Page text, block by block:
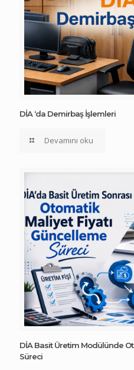
DİA ‘da Demirbaş İşlemleri
Devamını oku
DİA Basit Üretim Modülünde
Süreci